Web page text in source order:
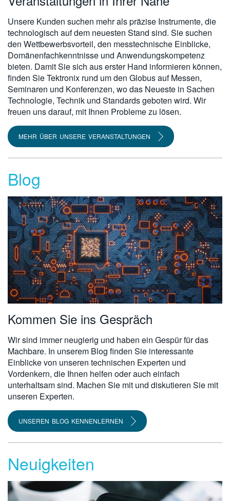
Unsere Kunden suchen mehr als präzise Instrumente, die
technologisch auf dem neuesten Stand sind. Sie suchen
den Wettbewerbsvorteil, den messtechnische Einblicke,
Domänenfachkenntnisse und Anwendungskompetenz
bieten. Damit Sie sich aus erster Hand informieren können,
finden Sie Tektronix rund um den Globus auf Messen,
Seminaren und Konferenzen, wo das Neueste in Sachen
Technologie, Technik und Standards geboten wird. Wir
freuen uns darauf, mit Ihnen Probleme zu lösen.
MEHR ÜBER UNSERE VERANSTALTUNGEN
Blog
Kommen Sie ins Gespräch
Wir sind immer neugierig und haben ein Gespür für das
Machbare. In unserem Blog finden Sie interessante
Einblicke von unseren technischen Experten und
Vordenkern, die Ihnen helfen oder auch einfach
unterhaltsam sind. Machen Sie mit und diskutieren Sie mit
unseren Experten.
UNSEREN BLOG KENNENLERNEN
Neuigkeiten